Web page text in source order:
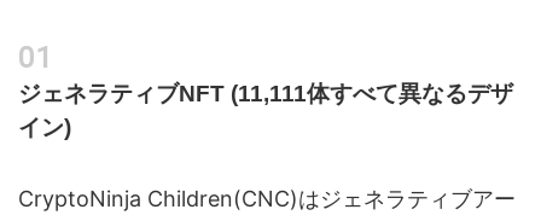
ジェネラティブNFT (11,111体すべて異なるデザ
イン)
CryptoNinja Children(CNC)はジェネラティブアー